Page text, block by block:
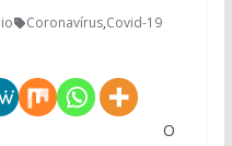
Coronavírus,Covid-19
O